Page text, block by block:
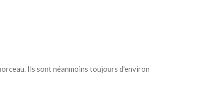
Ils sont néanmoins toujours d'environ